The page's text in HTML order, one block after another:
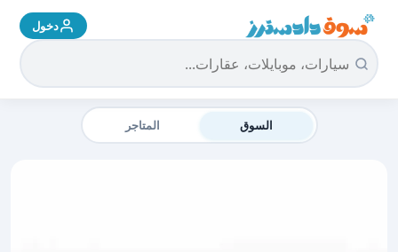
سوق دادسترز الرئيسية دخول
السوق المتاجر